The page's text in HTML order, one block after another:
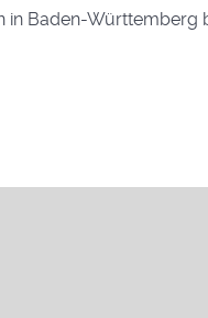
in Baden-Württemberg